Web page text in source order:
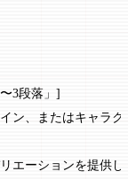
3段落」]
ン、またはキャラ
エーションを提供